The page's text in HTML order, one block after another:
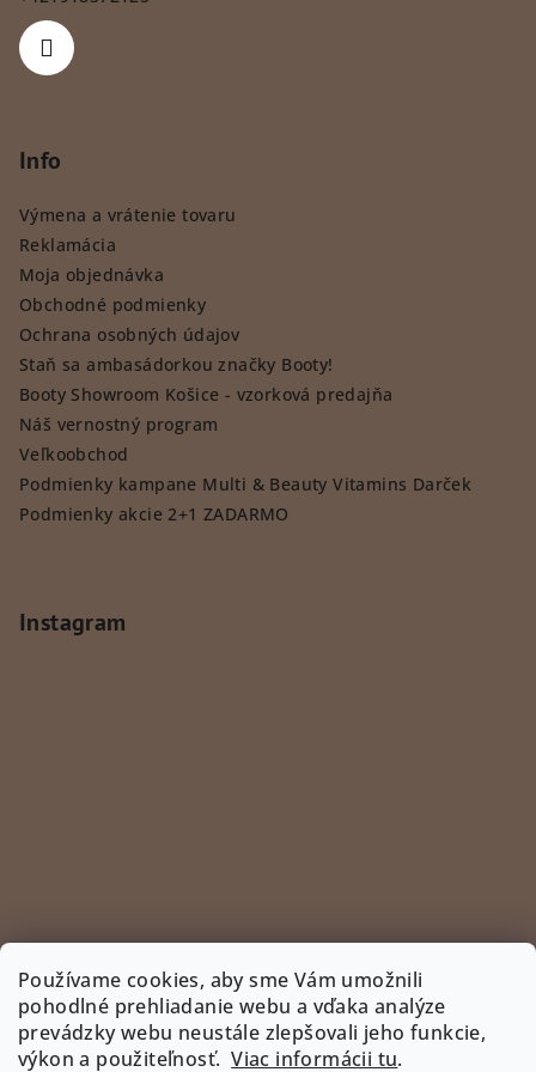
Používame cookies, aby sme Vám umožnili
pohodlné prehliadanie webu a vďaka analýze
prevádzky webu neustále zlepšovali jeho funkcie,
výkon a použiteľnosť.Viac informácii tu.
Info
Výmena a vrátenie tovaru
Reklamácia
Moja objednávka
Obchodné podmienky
Ochrana osobných údajov
Staň sa ambasádorkou značky Booty!
Booty Showroom Košice - vzorková predajňa
Náš vernostný program
Veľkoobchod
Podmienky kampane Multi & Beauty Vitamins Darček
Podmienky akcie 2+1 ZADARMO
Instagram
Sledovať na Instagrame